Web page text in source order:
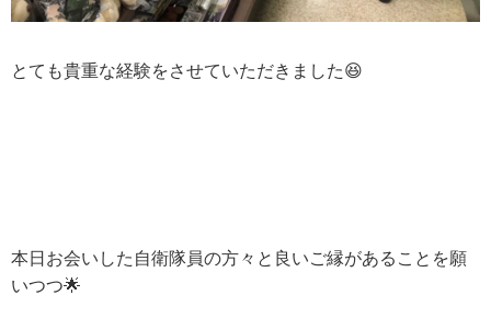
とても貴重な経験をさせていただきました😆
本日お会いした自衛隊員の方々と良いご縁があることを願
いつつ🌟